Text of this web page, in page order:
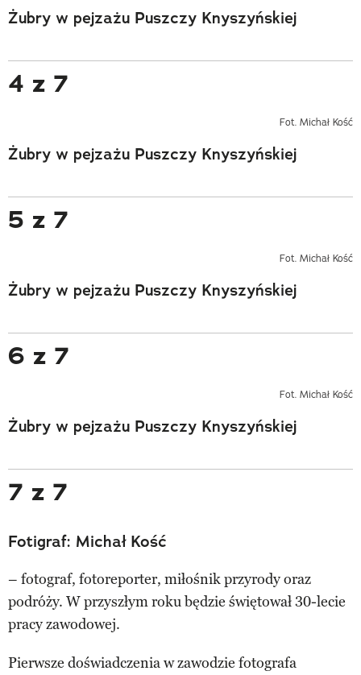
Żubry w pejzażu Puszczy Knyszyńskiej
4 z 7
Fot. Michał Kość
Żubry w pejzażu Puszczy Knyszyńskiej
5 z 7
Fot. Michał Kość
Żubry w pejzażu Puszczy Knyszyńskiej
6 z 7
Fot. Michał Kość
Żubry w pejzażu Puszczy Knyszyńskiej
7 z 7
Fotigraf: Michał Kość
– fotograf, fotoreporter, miłośnik przyrody oraz
podróży. W przyszłym roku będzie świętował 30-lecie
pracy zawodowej.
Pierwsze doświadczenia w zawodzie fotografa